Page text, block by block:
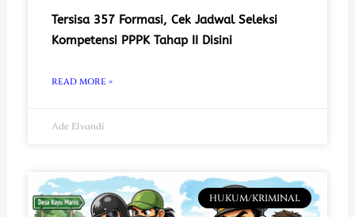
Tersisa 357 Formasi, Cek Jadwal Seleksi
Kompetensi PPPK Tahap II Disini
READ MORE »
Ade Elvandi
HUKUM/KRIMINAL